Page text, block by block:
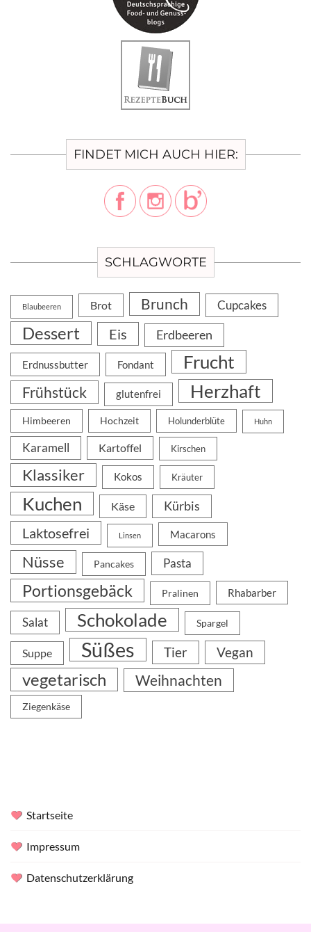
FINDET MICH AUCH HIER:
SCHLAGWORTE
Blaubeeren Brot Brunch Cupcakes
Dessert Eis Erdbeeren
Erdnussbutter Fondant Frucht
Frühstück glutenfrei Herzhaft
Himbeeren Hochzeit Holunderblüte Huhn
Karamell Kartoffel Kirschen
Klassiker Kokos Kräuter
Kuchen Käse Kürbis
Laktosefrei Linsen Macarons
Nüsse Pancakes Pasta
Portionsgebäck Pralinen Rhabarber
Salat Schokolade Spargel
Suppe Süßes Tier Vegan
vegetarisch Weihnachten
Ziegenkäse
Startseite
Impressum
Datenschutzerklärung